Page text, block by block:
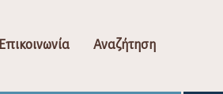
Επικοινωνία Αναζήτηση